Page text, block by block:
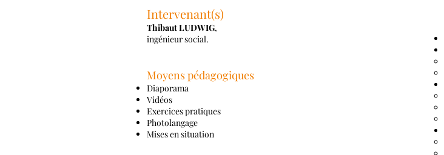
Intervenant(s)
Thibaut LUDWIG,
ingénieur social.
Moyens pédagogiques
Diaporama
Vidéos
Exercices pratiques
Photolangage
Mises en situation